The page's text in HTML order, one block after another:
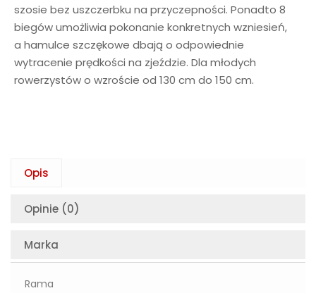
szosie bez uszczerbku na przyczepności. Ponadto 8
biegów umożliwia pokonanie konkretnych wzniesień,
a hamulce szczękowe dbają o odpowiednie
wytracenie prędkości na zjeździe. Dla młodych
rowerzystów o wzroście od 130 cm do 150 cm.
Opis
Opinie (0)
Marka
Rama